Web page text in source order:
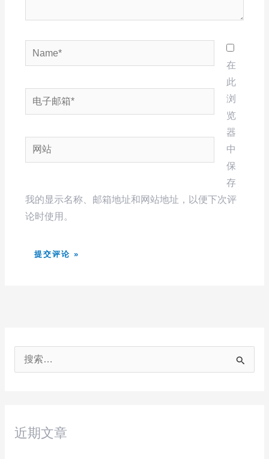
Name*
电
子
箱
*
网
站
在
此
浏
览
器
中
保
存
我的显示名称、邮箱地址和网站地址，以便下次评
论时使用。
近期文章